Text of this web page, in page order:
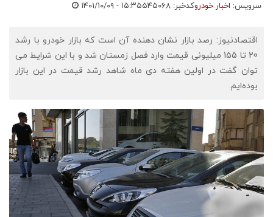
سرویس: اخبار خودروکدخبر: ۵۴۵۰۶۸ ۱۴۰۱/۱۰/۰۹ - ۱۵:۳۵
اقتصادنیوز: رصد بازار نشان دهنده آن است که بازار خودرو با رشد
20 تا 155 میلیونی قیمت وارد فصل زمستان شد و با این شرایط می
توان گفت در اولین هفته دی ماه شاهد رشد قیمت در این بازار
بوده‌ایم.